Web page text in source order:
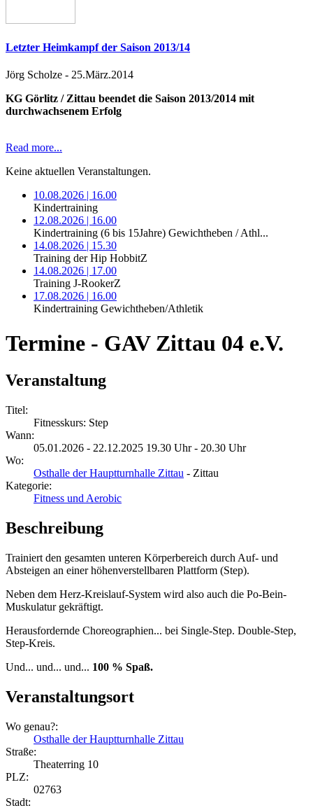
Letzter Heimkampf der Saison 2013/14
Jörg Scholze - 25.März.2014
KG Görlitz / Zittau beendet die Saison 2013/2014 mit
durchwachsenem Erfolg
Read more...
Keine aktuellen Veranstaltungen.
10.08.2026 | 16.00
Kindertraining
12.08.2026 | 16.00
Kindertraining (6 bis 15Jahre) Gewichtheben / Athl...
14.08.2026 | 15.30
Training der Hip HobbitZ
14.08.2026 | 17.00
Training J-RookerZ
17.08.2026 | 16.00
Kindertraining Gewichtheben/Athletik
Termine - GAV Zittau 04 e.V.
Veranstaltung
Titel:
Fitnesskurs: Step
Wann:
05.01.2026 - 22.12.2025 19.30 Uhr - 20.30 Uhr
Wo:
Osthalle der Hauptturnhalle Zittau - Zittau
Kategorie:
Fitness und Aerobic
Beschreibung
Trainiert den gesamten unteren Körperbereich durch Auf- und
Absteigen an einer höhenverstellbaren Plattform (Step).
Neben dem Herz-Kreislauf-System wird also auch die Po-Bein-
Muskulatur gekräftigt.
Herausfordernde Choreographien... bei Single-Step. Double-Step,
Step-Kreis.
Und... und... und... 100 % Spaß.
Veranstaltungsort
Wo genau?:
Osthalle der Hauptturnhalle Zittau
Straße:
Theaterring 10
PLZ:
02763
Stadt: